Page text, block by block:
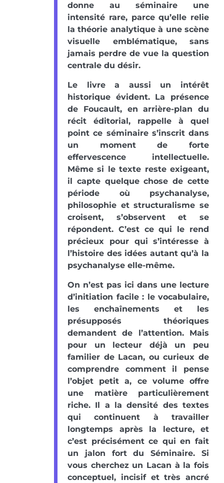
donne au séminaire une
intensité rare, parce qu’elle relie
la théorie analytique à une scène
visuelle emblématique, sans
jamais perdre de vue la question
centrale du désir.
Le livre a aussi un intérêt
historique évident. La présence
de Foucault, en arrière-plan du
récit éditorial, rappelle à quel
point ce séminaire s’inscrit dans
un moment de forte
effervescence intellectuelle.
Même si le texte reste exigeant,
il capte quelque chose de cette
période où psychanalyse,
philosophie et structuralisme se
croisent, s’observent et se
répondent. C’est ce qui le rend
précieux pour qui s’intéresse à
l’histoire des idées autant qu’à la
psychanalyse elle-même.
On n’est pas ici dans une lecture
d’initiation facile : le vocabulaire,
les enchaînements et les
présupposés théoriques
demandent de l’attention. Mais
pour un lecteur déjà un peu
familier de Lacan, ou curieux de
comprendre comment il pense
l’objet petit a, ce volume offre
une matière particulièrement
riche. Il a la densité des textes
qui continuent à travailler
longtemps après la lecture, et
c’est précisément ce qui en fait
un jalon fort du Séminaire. Si
vous cherchez un Lacan à la fois
conceptuel, incisif et très ancré